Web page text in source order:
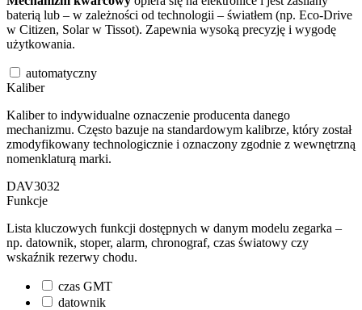
baterią lub – w zależności od technologii – światłem (np. Eco-Drive
w Citizen, Solar w Tissot). Zapewnia wysoką precyzję i wygodę
użytkowania.
automatyczny
Kaliber
Kaliber to indywidualne oznaczenie producenta danego
mechanizmu. Często bazuje na standardowym kalibrze, który został
zmodyfikowany technologicznie i oznaczony zgodnie z wewnętrzną
nomenklaturą marki.
DAV3032
Funkcje
Lista kluczowych funkcji dostępnych w danym modelu zegarka –
np. datownik, stoper, alarm, chronograf, czas światowy czy
wskaźnik rezerwy chodu.
czas GMT
datownik